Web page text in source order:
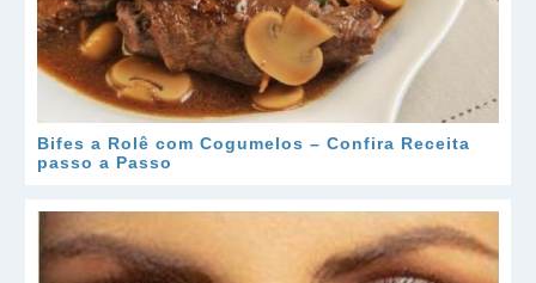
Bifes a Rolê com Cogumelos – Confira Receita
passo a Passo